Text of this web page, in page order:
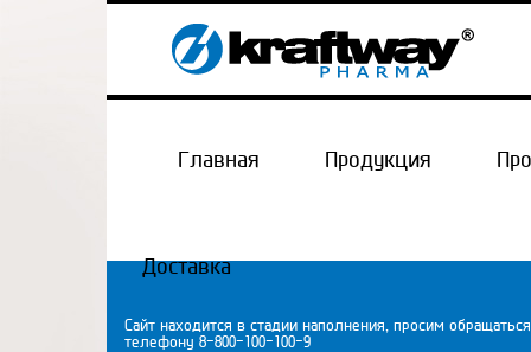
Главная Продукция
Доставка
Сайт находится в стадии наполнения, просим
телефону 8-800-100-100-9